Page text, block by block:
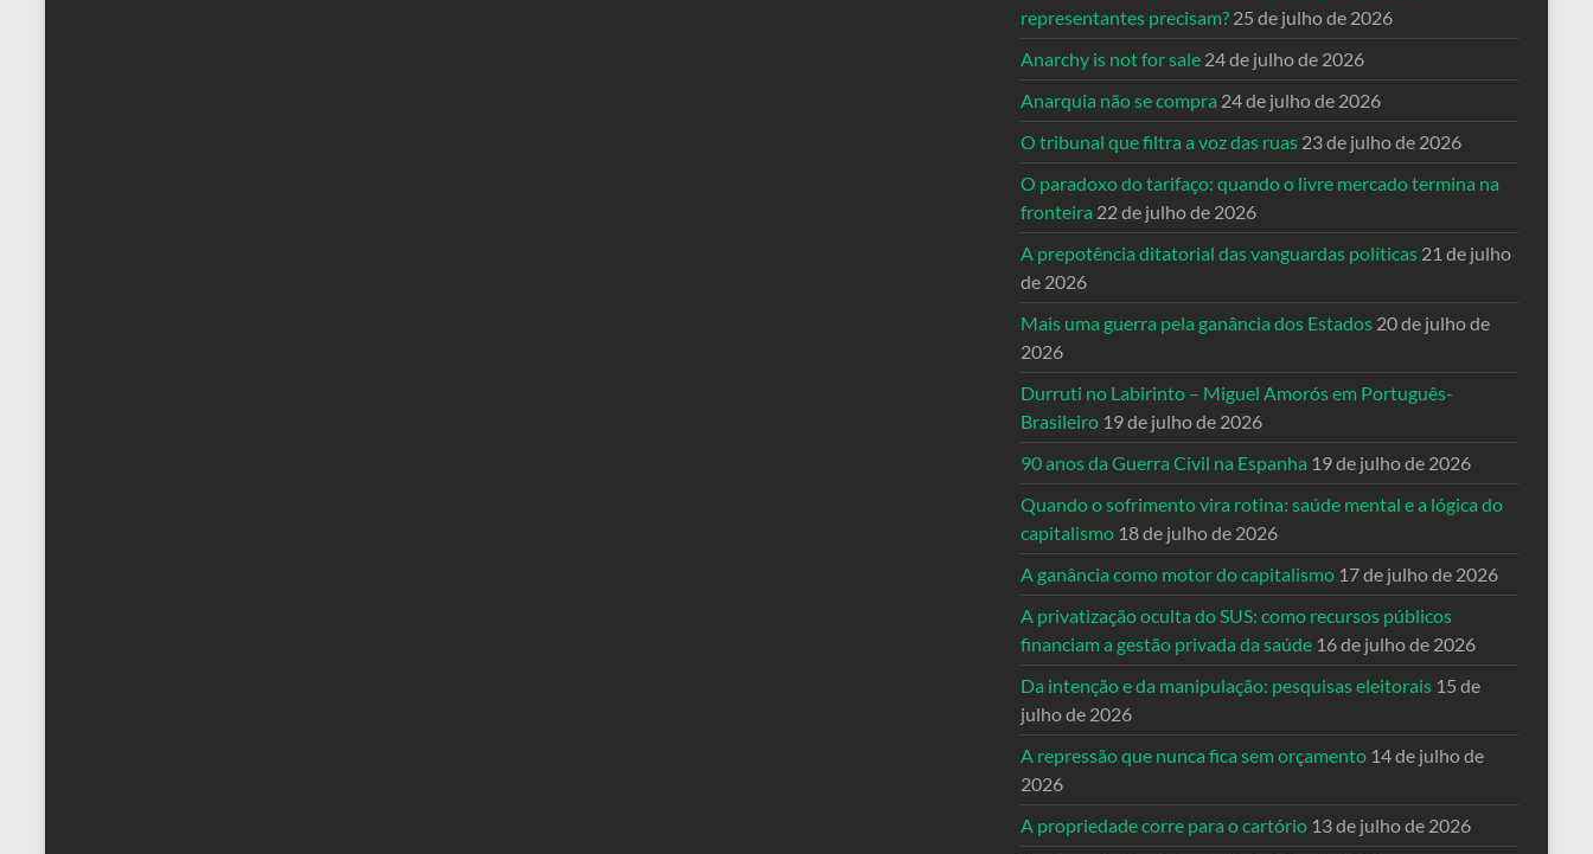
representantes precisam? 25 de julho de 2026
Anarchy is not for sale 24 de julho de 2026
Anarquia não se compra 24 de julho de 2026
O tribunal que filtra a voz das ruas 23 de julho de 2026
O paradoxo do tarifaço: quando o livre mercado termina na
fronteira 22 de julho de 2026
A prepotência ditatorial das vanguardas políticas 21 de julho
de 2026
Mais uma guerra pela ganância dos Estados 20 de julho de
2026
Durruti no Labirinto – Miguel Amorós em Português-
Brasileiro 19 de julho de 2026
90 anos da Guerra Civil na Espanha 19 de julho de 2026
Quando o sofrimento vira rotina: saúde mental e a lógica do
capitalismo 18 de julho de 2026
A ganância como motor do capitalismo 17 de julho de 2026
A privatização oculta do SUS: como recursos públicos
financiam a gestão privada da saúde 16 de julho de 2026
Da intenção e da manipulação: pesquisas eleitorais 15 de
julho de 2026
A repressão que nunca fica sem orçamento 14 de julho de
2026
A propriedade corre para o cartório 13 de julho de 2026